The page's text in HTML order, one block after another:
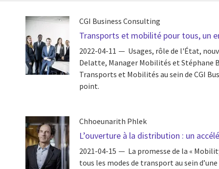
CGI Business Consulting
Transports et mobilité pour tous, un
2022-04-11
Usages, rôle de l'État,
Delatte, Manager Mobilités et Stéphane
Transports et Mobilités au sein de CGI
point.
Chhoeunarith Phlek
L’ouverture à la distribution : un
2021-04-15
La promesse de la «
tous les modes de transport au sein